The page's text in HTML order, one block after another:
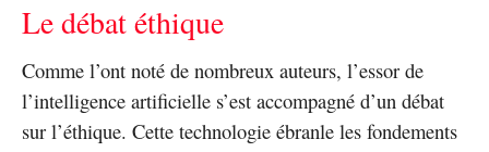
Le débat éthique
Comme l’ont noté de nombreux auteurs, l’essor de
l’intelligence artificielle s’est accompagné d’un débat
sur l’éthique. Cette technologie ébranle les fondements